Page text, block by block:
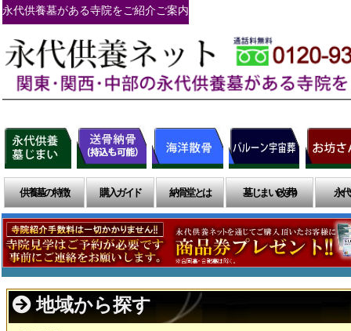
永代供養墓がある寺院をご紹介ご案内
供養墓の特徴 購入ガイド 納骨堂とは 墓じまい(改葬) 永
地域から探す